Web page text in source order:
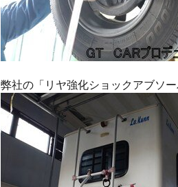
弊社の「リヤ強化ショックアブソ